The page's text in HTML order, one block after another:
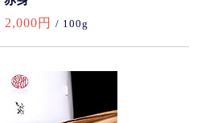
2,000円 / 100g